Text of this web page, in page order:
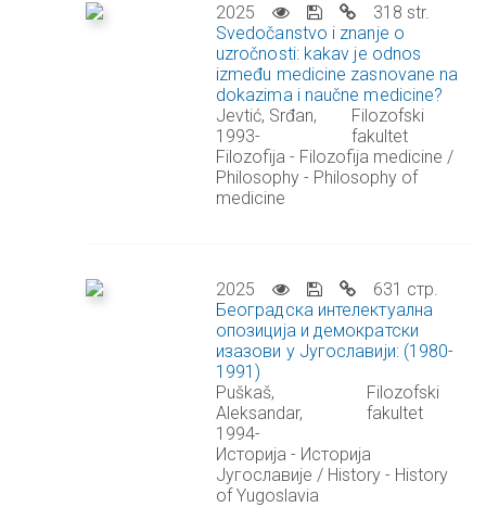
2025
318 str.
Svedočanstvo i znanje o
uzročnosti: kakav je odnos
između medicine zasnovane na
dokazima i naučne medicine?
Jevtić, Srđan,
1993-
Filozofski
fakultet
Filozofija - Filozofija medicine /
Philosophy - Philosophy of
medicine
2025
631 стр.
Београдска интелектуална
опозиција и демократски
изазови у Југославији: (1980-
1991)
Puškaš,
Aleksandar,
1994-
Filozofski
fakultet
Историја - Историја
Југославије / History - History
of Yugoslavia